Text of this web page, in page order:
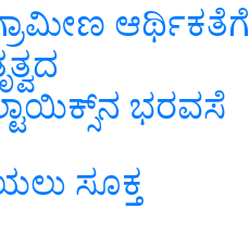
ಆರ್ಥಿಕತೆಗೆ
ಭರವಸೆ
ಸೂಕ್ತ